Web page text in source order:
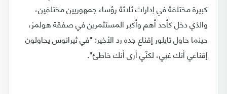
كبيرة مختلفة في إدارات ثلاثة رؤساء جمهوريين مختلفين،
والذي دخل كأحد أهم وأكبر المستثمرين في صفقة هولمز،
حينما حاول تايلور إقناع جده رد الأخير: "في ثيرانوس يحاولون
إقناعي أنك غبي، لكنّي أرى أنك خاطئ".